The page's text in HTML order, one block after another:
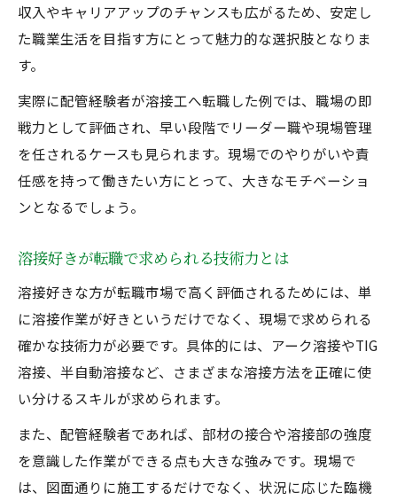
収入やキャリアアップのチャンスも広がるため、安定し
た職業生活を目指す方にとって魅力的な選択肢となりま
す。
実際に配管経験者が溶接工へ転職した例では、職場の即
戦力として評価され、早い段階でリーダー職や現場管理
を任されるケースも見られます。現場でのやりがいや責
任感を持って働きたい方にとって、大きなモチベーショ
ンとなるでしょう。
溶接好きが転職で求められる技術力とは
溶接好きな方が転職市場で高く評価されるためには、単
に溶接作業が好きというだけでなく、現場で求められる
確かな技術力が必要です。具体的には、アーク溶接やTIG
溶接、半自動溶接など、さまざまな溶接方法を正確に使
い分けるスキルが求められます。
また、配管経験者であれば、部材の接合や溶接部の強度
を意識した作業ができる点も大きな強みです。現場で
は、図面通りに施工するだけでなく、状況に応じた臨機